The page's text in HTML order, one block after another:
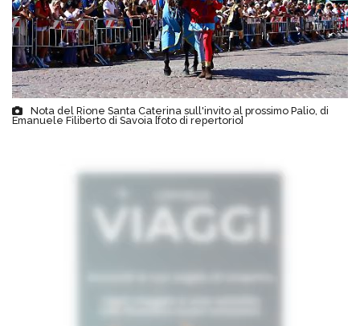
Nota del Rione Santa Caterina sull'invito al prossimo Palio, di
Emanuele Filiberto di Savoia [foto di repertorio]